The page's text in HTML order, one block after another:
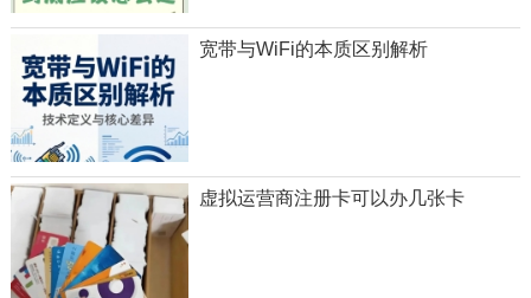
宽带与WiFi的本质区别解析
虚拟运营商注册卡可以办几张卡